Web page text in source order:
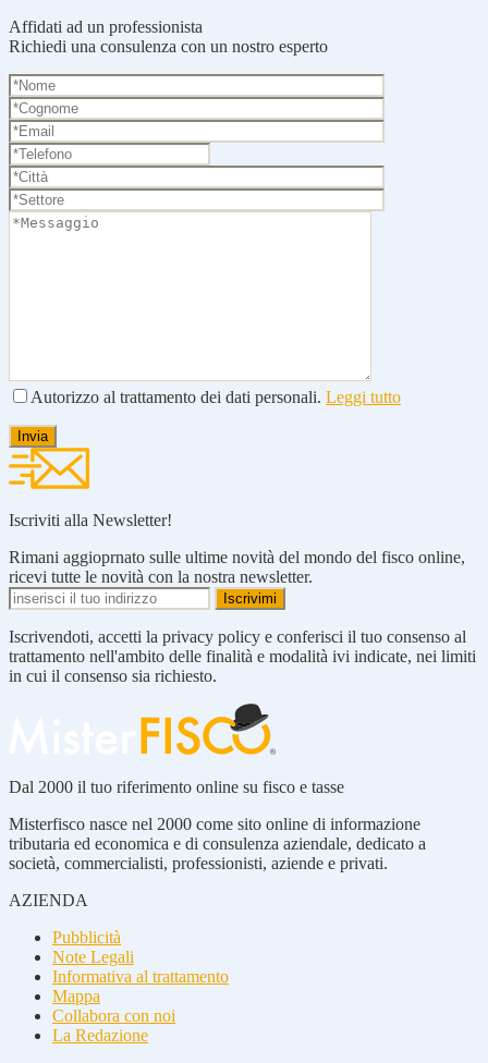
Affidati ad un professionista
Richiedi una consulenza con un nostro esperto
Autorizzo al trattamento dei dati personali. Leggi tutto
Iscriviti alla Newsletter!
Rimani aggioprnato sulle ultime novità del mondo del fisco online,
ricevi tutte le novità con la nostra newsletter.
Iscrivendoti, accetti la privacy policy e conferisci il tuo consenso al
trattamento nell'ambito delle finalità e modalità ivi indicate, nei limiti
in cui il consenso sia richiesto.
Dal 2000 il tuo riferimento online su fisco e tasse
Misterfisco nasce nel 2000 come sito online di informazione
tributaria ed economica e di consulenza aziendale, dedicato a
società, commercialisti, professionisti, aziende e privati.
AZIENDA
Pubblicità
Note Legali
Informativa al trattamento
Mappa
Collabora con noi
La Redazione